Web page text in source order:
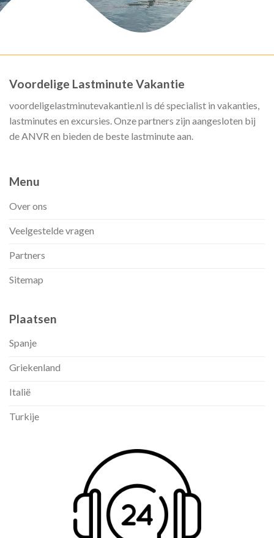
Voordelige Lastminute Vakantie
voordeligelastminutevakantie.nl is dé specialist in vakanties,
lastminutes en excursies. Onze partners zijn aangesloten bij
de ANVR en bieden de beste lastminute aan.
Menu
Over ons
Veelgestelde vragen
Partners
Sitemap
Plaatsen
Spanje
Griekenland
Italië
Turkije